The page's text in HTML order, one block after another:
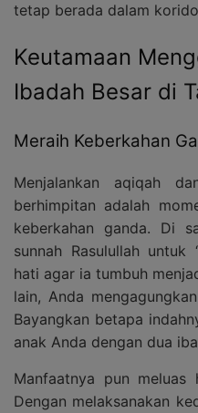
tetap berada dalam
Keutamaan
Ibadah Besar di
Meraih Keberkahan
Menjalankan aqiqah
berhimpitan adalah
keberkahan ganda. Di
sunnah Rasulullah untuk
hati agar ia tumbuh
lain, Anda
Bayangkan betapa
anak Anda dengan dua
Manfaatnya pun
Dengan melaksanakan